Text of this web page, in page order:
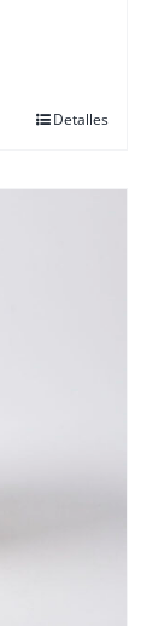
Detalles